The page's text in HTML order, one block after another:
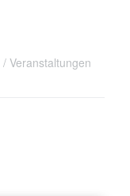
Veranstaltungen